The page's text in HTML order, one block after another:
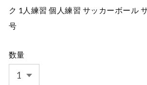
ク 1人練習 個人練習 サッカーボール
号
数量